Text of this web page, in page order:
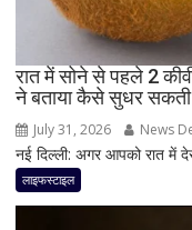
रात में सोने से पहले 2
ने बताया कैसे सुधर
July 31, 2026 News
नई दिल्ली: अगर आपको रात में
लाइफस्टाइल